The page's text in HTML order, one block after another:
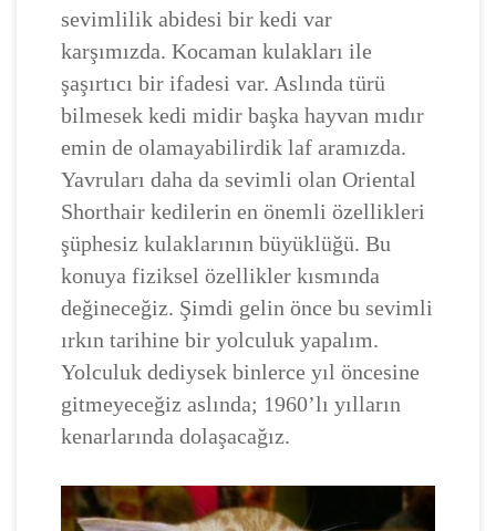
sevimlilik abidesi bir kedi var
karşımızda. Kocaman kulakları ile
şaşırtıcı bir ifadesi var. Aslında türü
bilmesek kedi midir başka hayvan mıdır
emin de olamayabilirdik laf aramızda.
Yavruları daha da sevimli olan Oriental
Shorthair kedilerin en önemli özellikleri
şüphesiz kulaklarının büyüklüğü. Bu
konuya fiziksel özellikler kısmında
değineceğiz. Şimdi gelin önce bu sevimli
ırkın tarihine bir yolculuk yapalım.
Yolculuk dediysek binlerce yıl öncesine
gitmeyeceğiz aslında; 1960’lı yılların
kenarlarında dolaşacağız.